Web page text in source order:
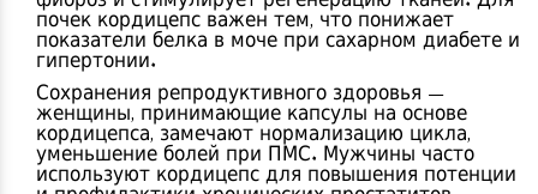
почек кордицепс важен тем, что понижает
показатели белка в моче при сахарном диабете и
гипертонии.
Сохранения репродуктивного здоровья —
женщины, принимающие капсулы на основе
кордицепса, замечают нормализацию цикла,
уменьшение болей при ПМС. Мужчины часто
используют кордицепс для повышения потенции